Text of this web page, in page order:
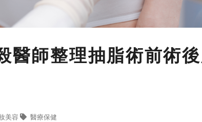
醫師整理抽脂術前術
美容 醫療保健